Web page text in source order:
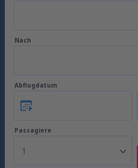
Nach
Abflugdatum
Passagiere
1